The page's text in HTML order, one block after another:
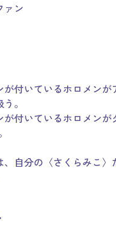
ァン
付いているホロメンが
。
付いているホロメンが
、自分の〈さくらみこ